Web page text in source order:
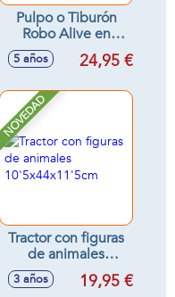
Pulpo o Tiburón
Robo Alive en
barril, con 15
sorpresas, se activa
surtidos
5 años 24,95 €
NOVEDAD
Tractor con figuras
de animales
10'5x44x11'5cm
3 años 19,95 €